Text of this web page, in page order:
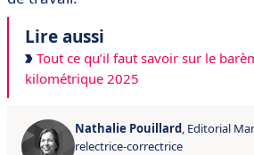
Lire aussi
Tout ce qu’il faut savoir sur le
kilométrique 2025
Nathalie Pouillard, Editorial
relectrice-correctrice